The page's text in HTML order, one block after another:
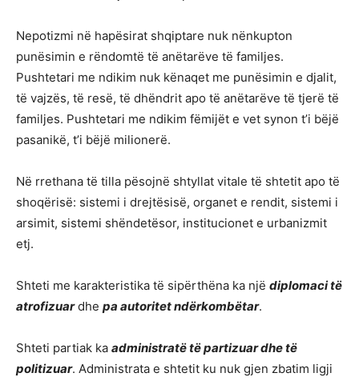
Nepotizmi në hapësirat shqiptare nuk nënkupton
punësimin e rëndomtë të anëtarëve të familjes.
Pushtetari me ndikim nuk kënaqet me punësimin e djalit,
të vajzës, të resë, të dhëndrit apo të anëtarëve të tjerë të
familjes. Pushtetari me ndikim fëmijët e vet synon t’i bëjë
pasanikë, t’i bëjë milionerë.
Në rrethana të tilla pësojnë shtyllat vitale të shtetit apo të
shoqërisë: sistemi i drejtësisë, organet e rendit, sistemi i
arsimit, sistemi shëndetësor, institucionet e urbanizmit
etj.
Shteti me karakteristika të sipërthëna ka një diplomaci të
atrofizuardhe pa autoritet ndërkombëtar.
Shteti partiak ka administratë të partizuar dhe të
politizuar. Administrata e shtetit ku nuk gjen zbatim ligji